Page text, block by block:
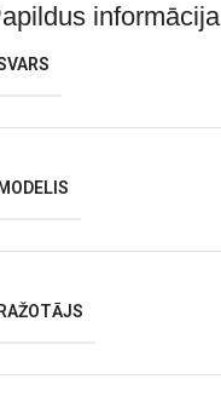
informācija
MODELIS
RAŽOTĀJS